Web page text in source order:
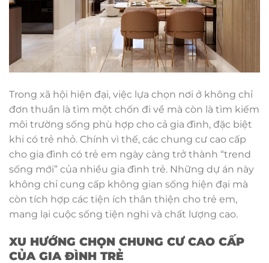
Trong xã hội hiện đại, việc lựa chọn nơi ở không chỉ
đơn thuần là tìm một chốn đi về mà còn là tìm kiếm
môi trường sống phù hợp cho cả gia đình, đặc biệt
khi có trẻ nhỏ. Chính vì thế, các chung cư cao cấp
cho gia đình có trẻ em ngày càng trở thành “trend
sống mới” của nhiều gia đình trẻ. Những dự án này
không chỉ cung cấp không gian sống hiện đại mà
còn tích hợp các tiện ích thân thiện cho trẻ em,
mang lại cuộc sống tiện nghi và chất lượng cao.
XU HƯỚNG CHỌN CHUNG CƯ CAO CẤP
CỦA GIA ĐÌNH TRẺ